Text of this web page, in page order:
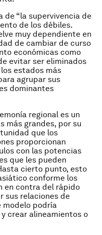
de “la supervivencia de
de los débiles.
muy dependiente en
de cambiar de curso
económicas como
evitar ser eliminados
estados más
agrupar sus
dominantes
regional es un
más grandes, por su
que los
proporcionan
con las potencias
que les pueden
cierto punto, esto
conforme los
en contra del rápido
sus relaciones de
modelo podría
crear alineamientos o